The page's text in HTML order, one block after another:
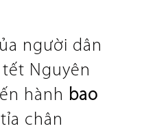
người dân
Nguyên
hành bao
chân